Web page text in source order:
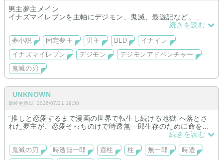
男主夢主メイン
イナズマイレブンを主軸にデジモン、鬼滅、最遊記など。
移転前のデータが無くなってしまったので、作品数はこれから
更新はかなりムラあり、更新する時はいっぺんに更新すること
が多いです。
続きを読む
夢小説 固定夢主 男主 BLD
イナイレ
イナズマイレブン
デジモン
デジモンアドベンチャー
鬼滅の刃
UNKNOWN
最終更新日: 2026/07/21 19:38
“推しと恋愛するまで漫画の世界で転生し続ける地獄”へ落とさ
れた夢主が、恋愛そっちのけで時透無一郎生存のために命をか
ける。そんな夢主に惹かれていく時透無一郎の長編。他短編。
います。
続きを読む
鬼滅の刃 時透無一郎 霞柱 柱 無一郎
時透